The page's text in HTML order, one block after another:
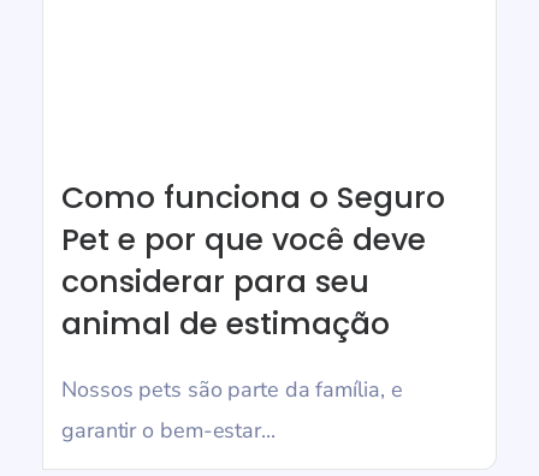
Como funciona o Seguro
Pet e por que você deve
considerar para seu
animal de estimação
Nossos pets são parte da família, e
garantir o bem-estar...